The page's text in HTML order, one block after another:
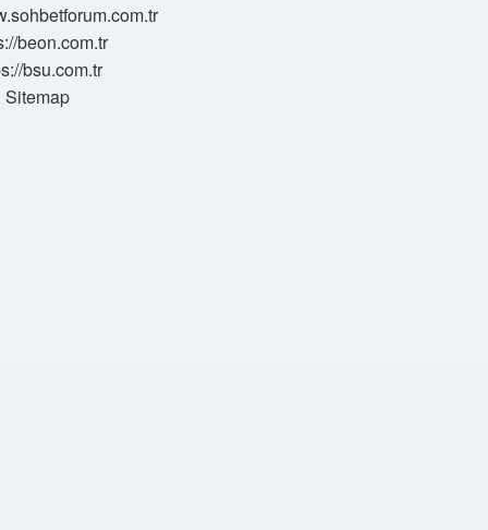
beon.com.tr
bsu.com.tr
Sitemap